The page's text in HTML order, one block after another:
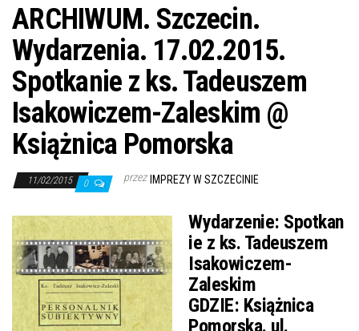
ARCHIWUM. Szczecin.
Wydarzenia. 17.02.2015.
Spotkanie z ks. Tadeuszem
Isakowiczem-Zaleskim @
Książnica Pomorska
11/02/2015 0 przez IMPREZY W SZCZECINIE
Wydarzenie: Spotkan
ie z ks. Tadeuszem
Isakowiczem-
Zaleskim
GDZIE: Książnica
Pomorska. ul.